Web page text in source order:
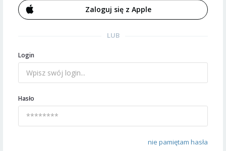
Zaloguj się z Apple
LUB
Login
Hasło
nie pamiętam hasła